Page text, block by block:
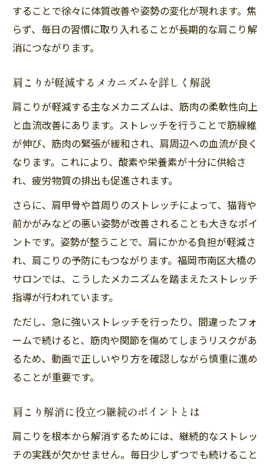
することで徐々に体質改善や姿勢の変化が現れます。焦
らず、毎日の習慣に取り入れることが長期的な肩こり解
消につながります。
肩こりが軽減するメカニズムを詳しく解説
肩こりが軽減する主なメカニズムは、筋肉の柔軟性向上
と血流改善にあります。ストレッチを行うことで筋線維
が伸び、筋肉の緊張が緩和され、肩周辺への血流が良く
なります。これにより、酸素や栄養素が十分に供給さ
れ、疲労物質の排出も促進されます。
さらに、肩甲骨や首周りのストレッチによって、猫背や
前かがみなどの悪い姿勢が改善されることも大きなポイ
ントです。姿勢が整うことで、肩にかかる負担が軽減さ
れ、肩こりの予防にもつながります。福岡市南区大橋の
サロンでは、こうしたメカニズムを踏まえたストレッチ
指導が行われています。
ただし、急に強いストレッチを行ったり、間違ったフォ
ームで続けると、筋肉や関節を傷めてしまうリスクがあ
るため、動画で正しいやり方を確認しながら慎重に進め
ることが重要です。
肩こり解消に役立つ継続のポイントとは
肩こりを根本から解消するためには、継続的なストレッ
チの実践が欠かせません。毎日少しずつでも続けること